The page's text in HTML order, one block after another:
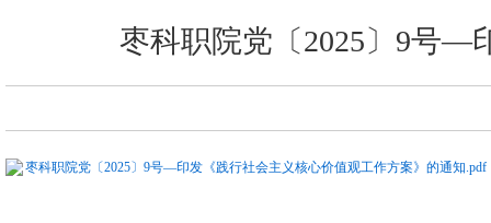
枣科职院党〔2025〕9号—
枣科职院党〔2025〕9号—印发《践行社会主义核心价值观工作方案》的通知.pdf